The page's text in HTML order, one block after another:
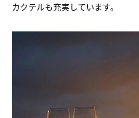
カクテルも充実しています。